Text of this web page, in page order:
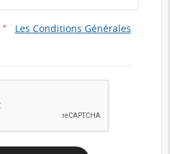
*
Les Conditions Générales